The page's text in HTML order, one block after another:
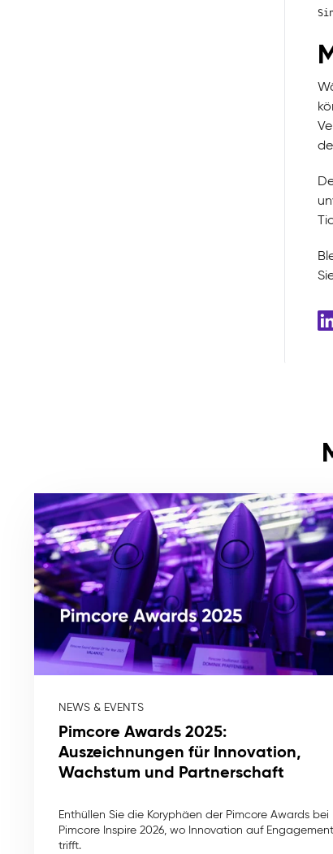
NEWS & EVENTS
Pimcore Awards 2025:
Auszeichnungen für Innovation,
Wachstum und Partnerschaft
Enthüllen Sie die Koryphäen der Pimcore Awards bei
Pimcore Inspire 2026, wo Innovation auf Engagement
trifft.